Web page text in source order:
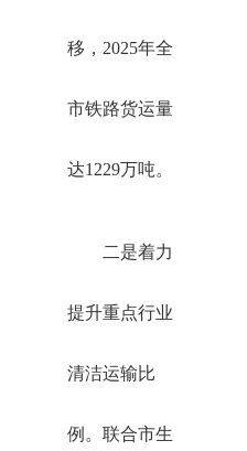
移，2025年全
市铁路货运量
达1229万吨。
二是着力
提升重点行业
清洁运输比
例。联合市生